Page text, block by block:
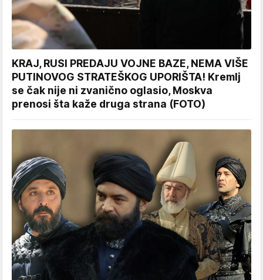
KRAJ, RUSI PREDAJU VOJNE BAZE, NEMA VIŠE
PUTINOVOG STRATEŠKOG UPORIŠTA! Kremlj
se čak nije ni zvanično oglasio, Moskva
prenosi šta kaže druga strana (FOTO)